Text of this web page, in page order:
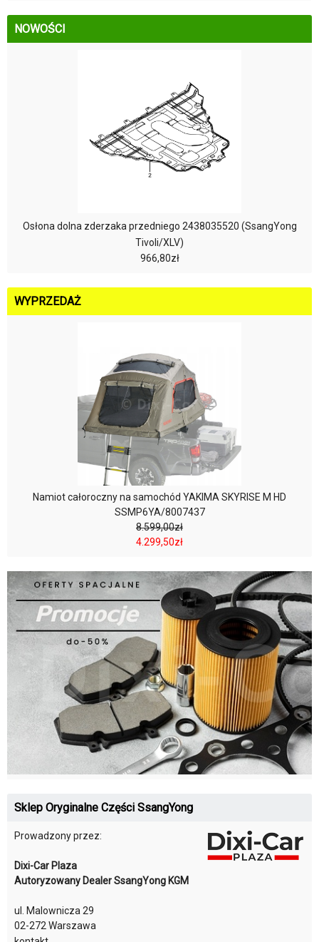
NOWOŚCI
Osłona dolna zderzaka przedniego 2438035520 (SsangYong
Tivoli/XLV)
966,80zł
WYPRZEDAŻ
Namiot całoroczny na samochód YAKIMA SKYRISE M HD
SSMP6YA/8007437
8.599,00zł
4.299,50zł
Sklep Oryginalne Części SsangYong
Prowadzony przez:
Dixi-Car Plaza
Autoryzowany Dealer SsangYong KGM
ul. Malownicza 29
02-272 Warszawa